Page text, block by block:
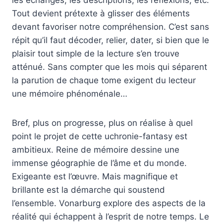
Tout devient prétexte à glisser des éléments
devant favoriser notre compréhension. C’est sans
répit qu’il faut décoder, relier, dater, si bien que le
plaisir tout simple de la lecture s’en trouve
atténué. Sans compter que les mois qui séparent
la parution de chaque tome exigent du lecteur
une mé­moire phénoménale…
Bref, plus on progresse, plus on réalise à quel
point le projet de cette uchronie-fantasy est
ambitieux. Reine de mémoire dessine une
immense géographie de l’âme et du monde.
Exigeante est l’œuvre. Mais magnifique et
brillante est la démarche qui soustend
l’ensemble. Vonarburg explore des aspects de la
réalité qui échappent à l’esprit de notre temps. Le